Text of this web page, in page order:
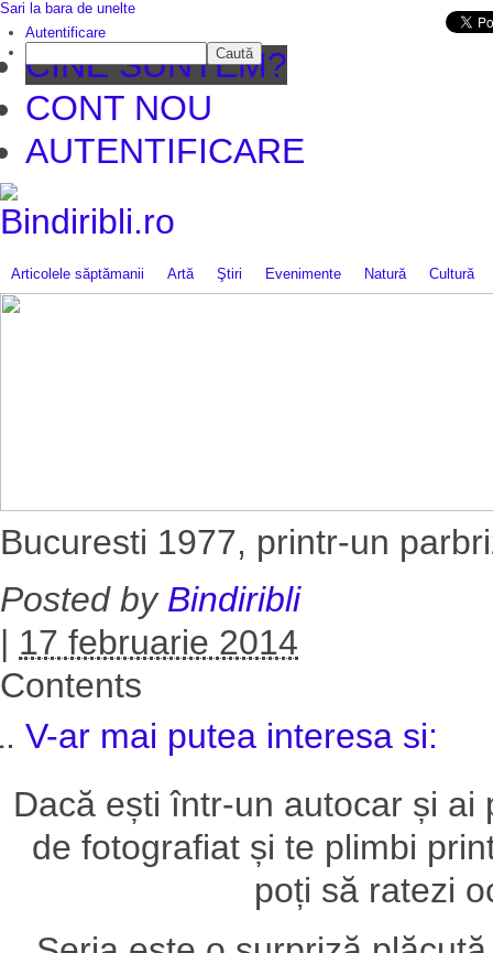
CINE SUNTEM?
CONT NOU
AUTENTIFICARE
Articolele săptămanii Artă Ştiri Evenimente Natură Cultură
Bucuresti 1977, printr-un
Posted by Bindiribli
| 17 februarie 2014
Contents
V-ar mai putea interesa si:
Dacă ești într-un autocar și
de fotografiat și te plimbi
poți să ratezi
Sari la bara de unelte
Autentificare
Caută